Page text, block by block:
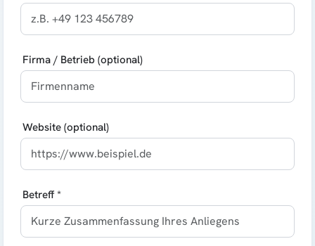
Firma / Betrieb (optional)
Website (optional)
Betreff *